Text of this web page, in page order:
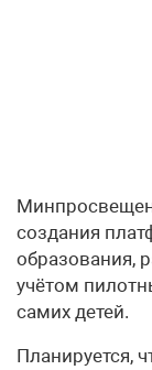
создания
образования,
учётом
самих детей.
Планируется,